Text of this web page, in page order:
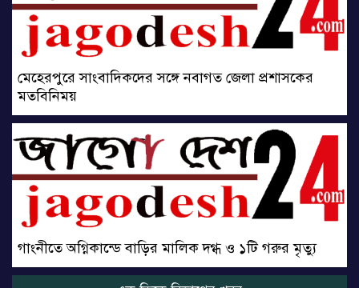
মেহেরপুরে সাংবাদিকদের সঙ্গে নবাগত জেলা প্রশাসকের
মতবিনিময়
গাংনীতে অগ্নিকান্ডে বাড়ির মালিক দগ্ধ ও ১টি গরুর মৃত্যু